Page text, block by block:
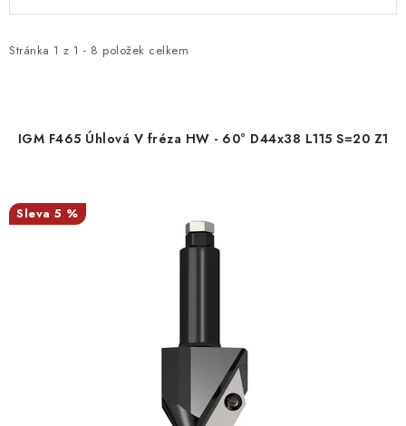
i
u
k
Stránka 1 z 1 - 8 položek celkem
e
p
d
u
IGM F465 Úhlová V fréza HW - 60° D44x38 L115 S=20 Z1
5 %